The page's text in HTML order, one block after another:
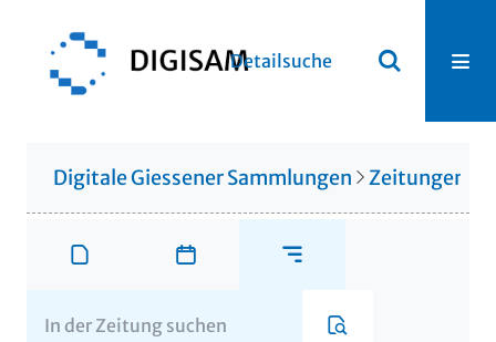
Detailsuche
Digitale Giessener Sammlungen Zeitungen